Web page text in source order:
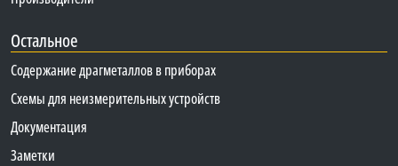
Остальное
Содержание драгметаллов в приборах
Схемы для неизмерительных устройств
Документация
Заметки